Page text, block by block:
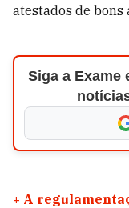
atestados de bons
Siga a Exame
+ A